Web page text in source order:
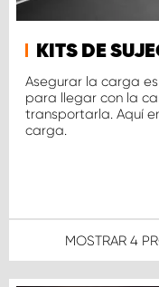
KITS DE
Asegurar la carga
para llegar con la
transportarla. Aquí
carga.
MOSTRAR 4